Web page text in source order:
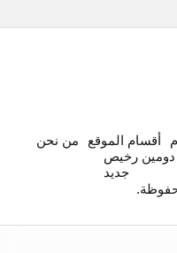
أقسام الموقع
من نحن
دومين رخيص
جديد